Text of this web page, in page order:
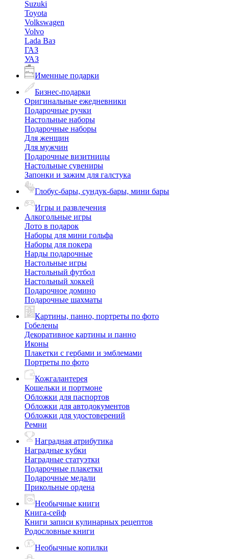
Suzuki
Toyota
Volkswagen
Volvo
Lada Ваз
ГАЗ
УАЗ
Именные подарки
Бизнес-подарки
Оригинальные ежедневники
Подарочные ручки
Настольные наборы
Подарочные наборы
Для женщин
Для мужчин
Подарочные визитницы
Настольные сувениры
Запонки и зажим для галстука
Глобус-бары, сундук-бары, мини бары
Игры и развлечения
Алкогольные игры
Лото в подарок
Наборы для мини гольфа
Наборы для покера
Нарды подарочные
Настольные игры
Настольный футбол
Настольный хоккей
Подарочное домино
Подарочные шахматы
Картины, панно, портреты по фото
Гобелены
Декоративное картины и панно
Иконы
Плакетки с гербами и эмблемами
Портреты по фото
Кожгалантерея
Кошельки и портмоне
Обложки для паспортов
Обложки для автодокументов
Обложки для удостоверений
Ремни
Наградная атрибутика
Наградные кубки
Наградные статуэтки
Подарочные плакетки
Подарочные медали
Прикольные ордена
Необычные книги
Книга-сейф
Книги записи кулинарных рецептов
Родословные книги
Необычные копилки